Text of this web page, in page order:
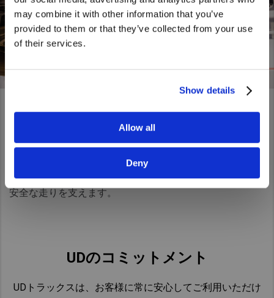
may combine it with other information that you’ve
provided to them or that they’ve collected from your use
of their services.
Show details
Allow all
Deny
United States. Would you like to go to
the United States website?
②一般整備
日常の走行で感じた不具合や、点検で見つかった修理を行
います。エンジンやブレーキの調整からエアコンの修理ま
で幅広く対応。お客様の車両に最適な整備を行い、快適で
安全な走りを支えます。
UDのコミットメント
UD トラックスは、お客様に常に安心してご利用いただけ